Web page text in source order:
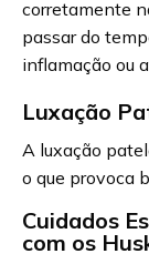
corretamente
passar do
inflamação ou
Luxação
A luxação
o que provoca
Cuidados
com os